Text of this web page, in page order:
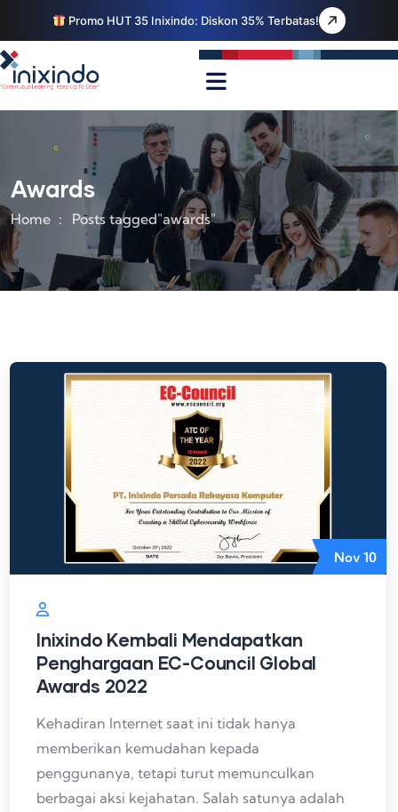
Promo HUT 35 Inixindo: Diskon 35% Terbatas!
Awards
Home Posts tagged"awards"
Nov 10
Inixindo Kembali Mendapatkan
Penghargaan EC-Council Global
Awards 2022
Kehadiran Internet saat ini tidak hanya
memberikan kemudahan kepada
penggunanya, tetapi turut memunculkan
berbagai aksi kejahatan. Salah satunya adalah